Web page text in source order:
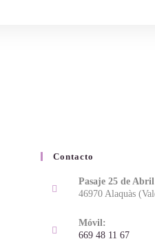
Contacto
Pasaje 25 de
46970 Alaquàs
Móvil:
669 48 11 67